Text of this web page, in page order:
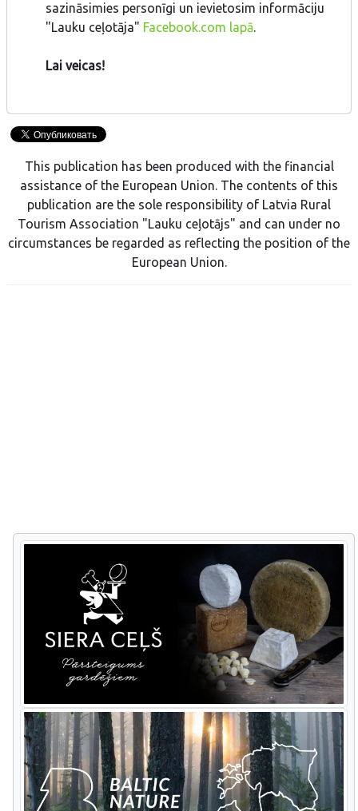
sazināsimies personīgi un ievietosim informāciju
"Lauku ceļotāja" Facebook.com lapā.
Lai veicas!
This publication has been produced with the financial
assistance of the European Union. The contents of this
publication are the sole responsibility of Latvia Rural
Tourism Association "Lauku ceļotājs" and can under no
circumstances be regarded as reflecting the position of the
European Union.